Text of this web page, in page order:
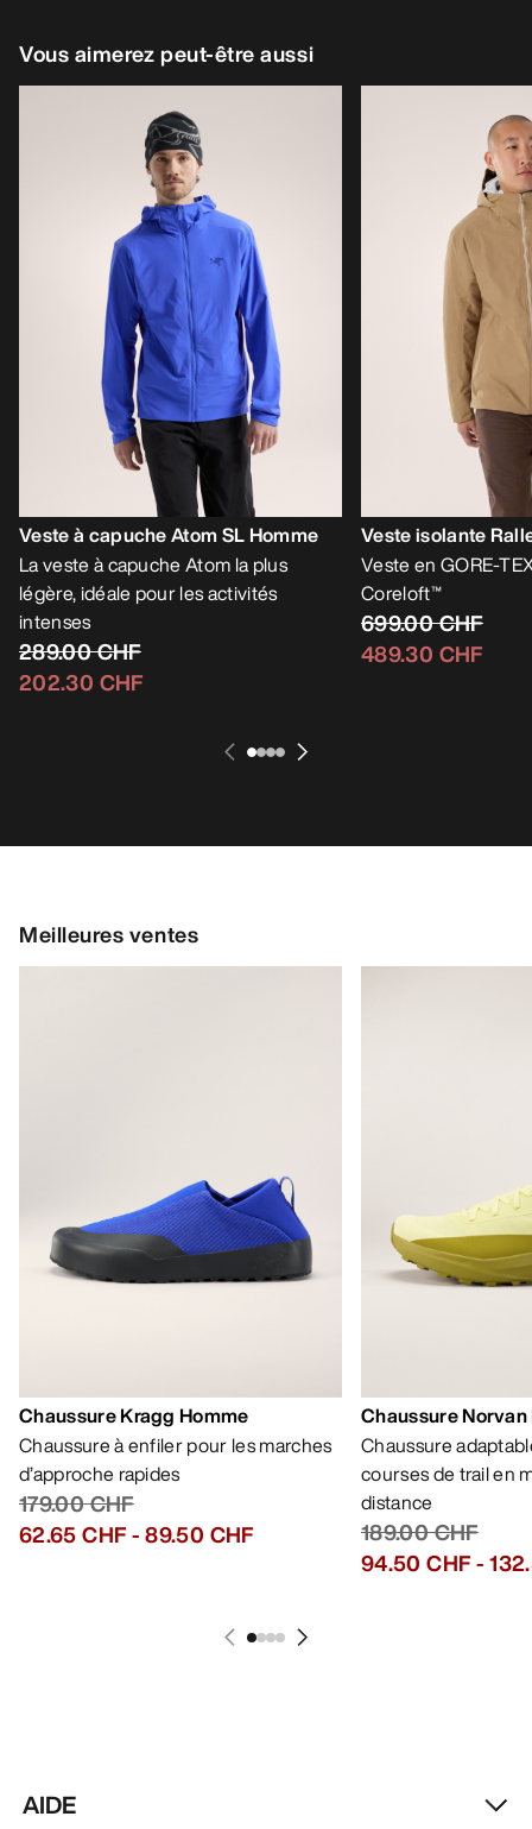
Vous aimerez peut-être aussi
Veste à capuche Atom SL Homme
La veste à capuche Atom la plus
légère, idéale pour les activités
intenses
289.00 CHF
202.30 CHF
Veste isolante
Veste en GORE-
Coreloft™
699.00 CHF
489.30 CHF
Meilleures ventes
Chaussure Kragg Homme
Chaussure à enfiler pour les marches
d’approche rapides
179.00 CHF
62.65 CHF-89.50 CHF
Chaussure
Chaussure
courses de trail en
distance
189.00 CHF
94.50 CHF-
AIDE